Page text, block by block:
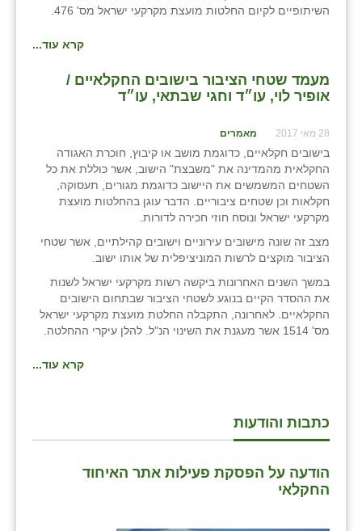
השיתופיים לקיום החלטות מועצת מקרקעי ישראל מס' 476.
קרא עוד...
מעמד שטחי הציבור בישובים החקלאיים /
אופיר לוי, עו״ד וחגי שבתאי, עו״ד
28 מאי 2017 מאמרים
בישובים חקלאיים, כדוגמת מושב או קיבוץ, חוכרת האגודה
החקלאית מהמדינה את "משבצת" הישוב, אשר כוללת את כל
השטחים המשמשים את היישוב כדוגמת מגורים, תעסוקה,
חקלאות וכן שטחים ציבוריים. הדבר עוגן בהחלטות מועצת
מקרקעי ישראל ונוסח חוזי חכירה לדורות.
מצב זה שונה מישובים עירוניים וישובים קהילתיים, אשר שטחי
הציבור מוקצים לרשות המוניציפלית של אותו ישוב.
במשך השנים האחרונות ביקשה רשות מקרקעי ישראל לשנות
את ההסדר הקיים בנוגע לשטחי הציבור שבתחום הישובים
החקלאיים. לאחרונה, התקבלה החלטת מועצת מקרקעי ישראל
מס' 1514 אשר מעגנת את השינוי הנ"ל. להלן עיקרי ההחלטה.
קרא עוד...
כתבות והודעות
הודעה על הפסקת פעילות אתר האיחוד
החקלאי